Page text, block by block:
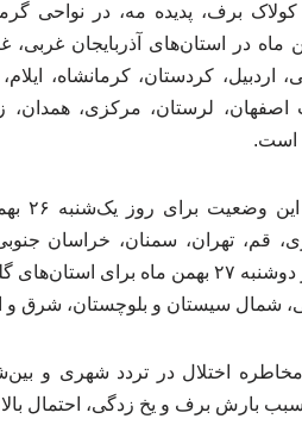
کولاک برف، پدیده مه، در نواحی
اردبیل، کردستان، کرمانشاه،
لرستان، مرکزی، همدان،
است.
قم، تهران، سمنان، خراسان
اصفهان و روز دوشنبه ۲۷ بهمن
شمال سیستان و بلوچستان، شرق
مخاطره اختلال در تردد شهری و
بارش برف و یخ زدگی، احتمال